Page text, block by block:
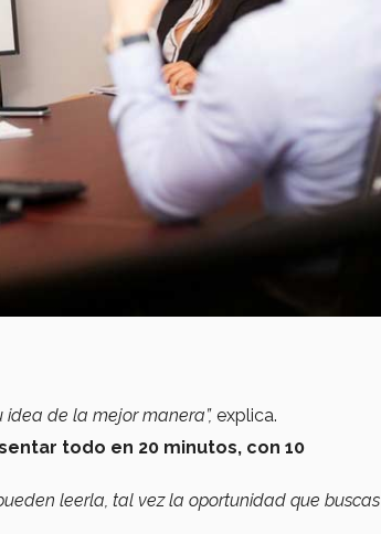
idea de la mejor manera”, explica.
todo en 20 minutos, con 10
leerla, tal vez la oportunidad que buscas